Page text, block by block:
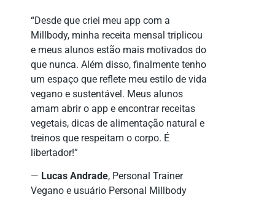
“Desde que criei meu app com a
Millbody, minha receita mensal triplicou
e meus alunos estão mais motivados do
que nunca. Além disso, finalmente tenho
um espaço que reflete meu estilo de vida
vegano e sustentável. Meus alunos
amam abrir o app e encontrar receitas
vegetais, dicas de alimentação natural e
treinos que respeitam o corpo. É
libertador!”
— Lucas Andrade, Personal Trainer
Vegano e usuário Personal Millbody